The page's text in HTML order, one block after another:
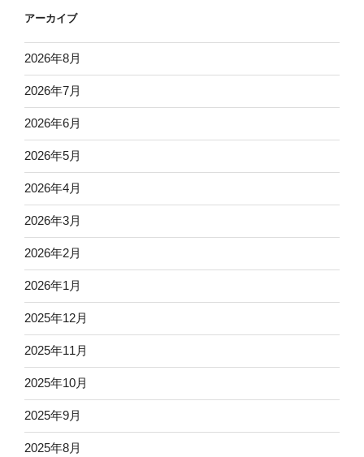
アーカイブ
2026年8月
2026年7月
2026年6月
2026年5月
2026年4月
2026年3月
2026年2月
2026年1月
2025年12月
2025年11月
2025年10月
2025年9月
2025年8月